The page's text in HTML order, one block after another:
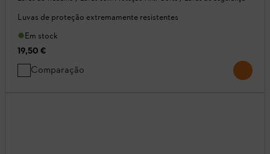
Luvas de proteção extremamente resistentes
Em stock
19,50 €
Comparação